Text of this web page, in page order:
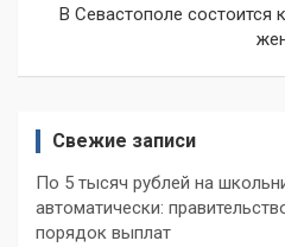
В Севастополе состоится
Свежие записи
По 5 тысяч рублей на
автоматически:
порядок выплат